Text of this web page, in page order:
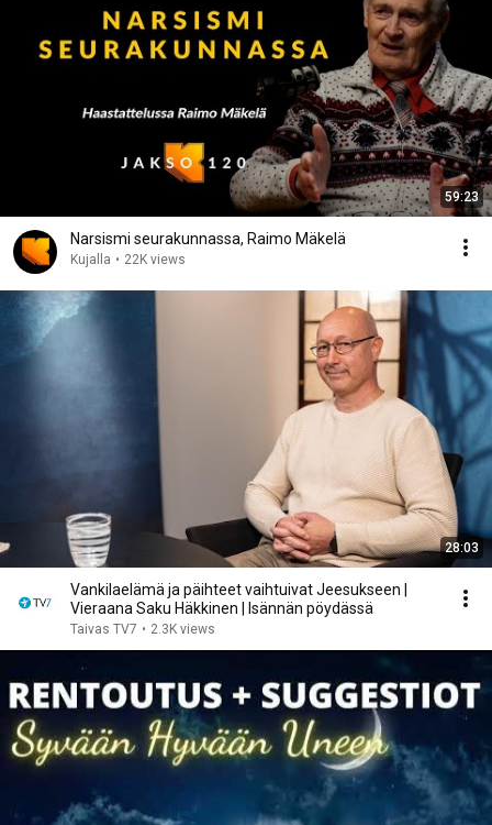
59:23
Narsismi seurakunnassa, Raimo Mäkelä
Kujalla • 22K views
28:03
Vankilaelämä ja päihteet vaihtuivat Jeesukseen |
Vieraana Saku Häkkinen | Isännän pöydässä
Taivas TV7 • 2.3K views